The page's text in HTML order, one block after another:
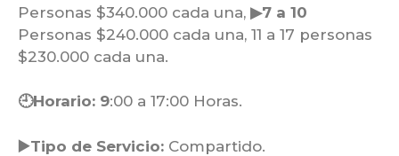
Personas $340.000 cada una, ▶7 a 10
Personas $240.000 cada una, 11 a 17 personas
$230.000 cada una.
🕘Horario: 9:00 a 17:00 Horas.
▶️Tipo de Servicio: Compartido.